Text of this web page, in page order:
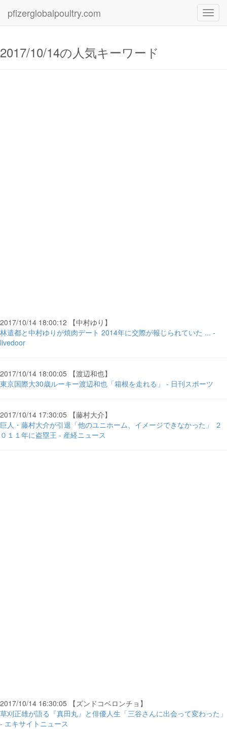
pfizerglobalpoultry.com
2017/10/14の人気キーワード
2017/10/14 18:00:12 【中村ゆり】
林遣都と中村ゆりが焼肉デート 2014年に交際が報じられていた ... -
livedoor
2017/10/14 18:00:05 【渡辺和也】
東京国際大30歳ルーキー渡辺和也「箱根を走れる」 - 日刊スポーツ
2017/10/14 17:30:05 【藤村大介】
巨人・藤村大介が引退「他のユニホーム、イメージできなかった」 ２
０１１年に盗塁王 - 産経ニュース
2017/10/14 16:30:05 【ズンドコベロンチョ】
草刈正雄が語る『真田丸』と俳優人生「三谷さんに出会って変わった」
- エキサイトニュース